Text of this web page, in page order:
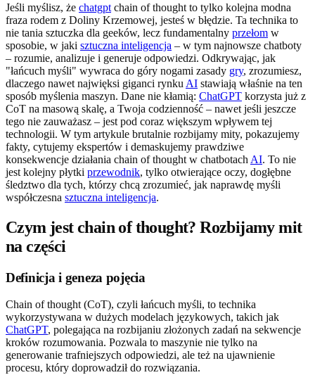
Jeśli myślisz, że chatgpt chain of thought to tylko kolejna modna
fraza rodem z Doliny Krzemowej, jesteś w błędzie. Ta technika to
nie tania sztuczka dla geeków, lecz fundamentalny przełom w
sposobie, w jaki sztuczna inteligencja – w tym najnowsze chatboty
– rozumie, analizuje i generuje odpowiedzi. Odkrywając, jak
"łańcuch myśli" wywraca do góry nogami zasady gry, zrozumiesz,
dlaczego nawet najwięksi giganci rynku AI stawiają właśnie na ten
sposób myślenia maszyn. Dane nie kłamią: ChatGPT korzysta już z
CoT na masową skalę, a Twoja codzienność – nawet jeśli jeszcze
tego nie zauważasz – jest pod coraz większym wpływem tej
technologii. W tym artykule brutalnie rozbijamy mity, pokazujemy
fakty, cytujemy ekspertów i demaskujemy prawdziwe
konsekwencje działania chain of thought w chatbotach AI. To nie
jest kolejny płytki przewodnik, tylko otwierające oczy, dogłębne
śledztwo dla tych, którzy chcą zrozumieć, jak naprawdę myśli
współczesna sztuczna inteligencja.
Czym jest chain of thought? Rozbijamy mit
na części
Definicja i geneza pojęcia
Chain of thought (CoT), czyli łańcuch myśli, to technika
wykorzystywana w dużych modelach językowych, takich jak
ChatGPT, polegająca na rozbijaniu złożonych zadań na sekwencje
kroków rozumowania. Pozwala to maszynie nie tylko na
generowanie trafniejszych odpowiedzi, ale też na ujawnienie
procesu, który doprowadził do rozwiązania.